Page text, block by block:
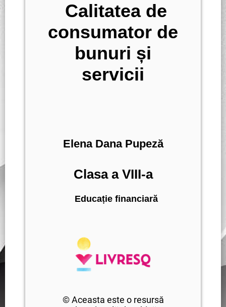
Calitatea de
consumator de
bunuri și
servicii
Elena Dana Pupeză
Clasa a VIII-a
Educație financiară
© Aceasta este o resursă